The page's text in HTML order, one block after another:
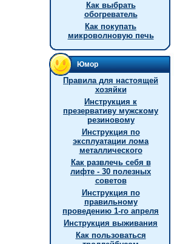
Как выбрать
обогреватель
Как покупать
микроволновую печь
Юмор
Правила для настоящей
хозяйки
Инструкция к
презервативу мужскому
резиновому
Инструкция по
эксплуатации лома
металлического
Как развлечь себя в
лифте - 30 полезных
советов
Инструкция по
правильному
проведению 1-го апреля
Инструкция выживания
Как пользоваться